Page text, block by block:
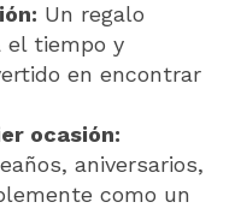
Un regalo
el tiempo y
en encontrar
ocasión:
aniversarios,
como un